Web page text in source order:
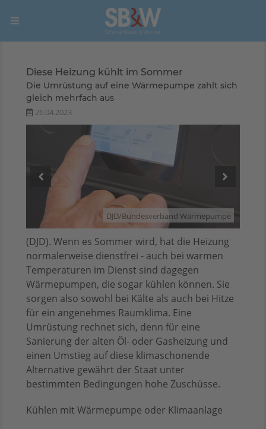
Diese Heizung kühlt im Sommer
Die Umrüstung auf eine Wärmepumpe zahlt sich
gleich mehrfach aus
26.04.2023
DJD/Bundesverband Wärmepumpe
(DJD). Wenn es Sommer wird, hat die Heizung
normalerweise dienstfrei - auch bei warmen
Temperaturen im Dienst sind dagegen
Wärmepumpen, die sogar kühlen können. Sie
sorgen also sowohl bei Kälte als auch bei Hitze
für ein angenehmes Raumklima. Eine
Umrüstung rechnet sich, denn für eine
Sanierung der alten Öl- oder Gasheizung und
einen Umstieg auf diese klimaschonende
Alternative gewährt der Staat unter
bestimmten Bedingungen hohe Zuschüsse.
Kühlen mit Wärmepumpe oder Klimaanlage